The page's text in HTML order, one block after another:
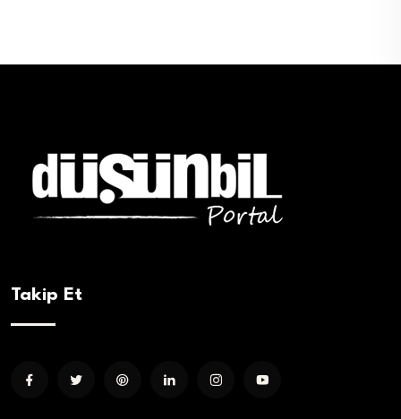
Takip Et